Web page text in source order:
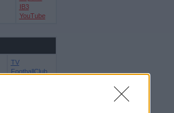
IB3
YouTube
TV
FootballClub